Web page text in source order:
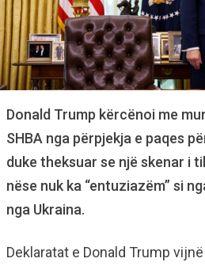
Donald Trump kërcënoi me
SHBA nga përpjekja e paqes
duke theksuar se një skenar i
nëse nuk ka “entuziazëm” si
nga Ukraina.
Deklaratat e Donald Trump